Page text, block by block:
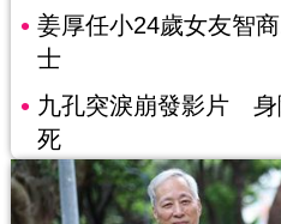
姜厚任小24歲女友智
士
九孔突淚崩發影片 身
死